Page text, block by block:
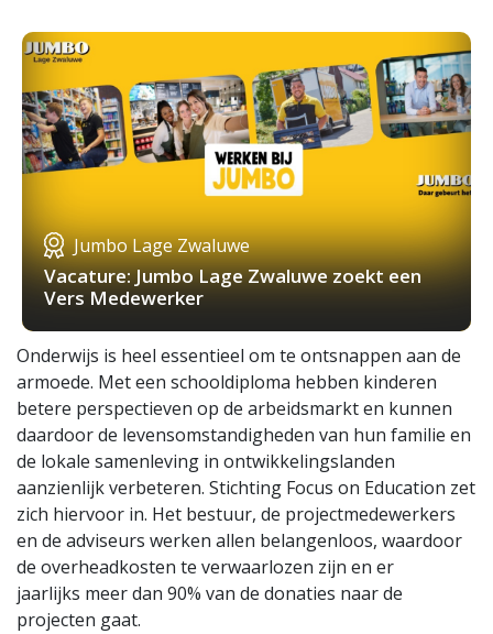
Jumbo Lage Zwaluwe
Vacature: Jumbo Lage Zwaluwe zoekt een
Vers Medewerker
Onderwijs is heel essentieel om te ontsnappen aan de
armoede. Met een schooldiploma hebben kinderen
betere perspectieven op de arbeidsmarkt en kunnen
daardoor de levensomstandigheden van hun familie en
de lokale samenleving in ontwikkelingslanden
aanzienlijk verbeteren. Stichting Focus on Education zet
zich hiervoor in. Het bestuur, de projectmedewerkers
en de adviseurs werken allen belangenloos, waardoor
de overheadkosten te verwaarlozen zijn en er
jaarlijks meer dan 90% van de donaties naar de
projecten gaat.